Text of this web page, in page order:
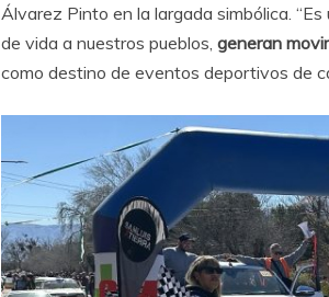
Álvarez Pinto en la largada simbólica.
de vida a nuestros pueblos, generan
como destino de eventos deportivos de